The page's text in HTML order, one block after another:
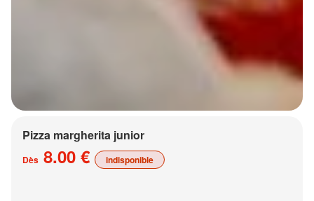
Pizza margherita junior
Dès 8.00 € indisponible